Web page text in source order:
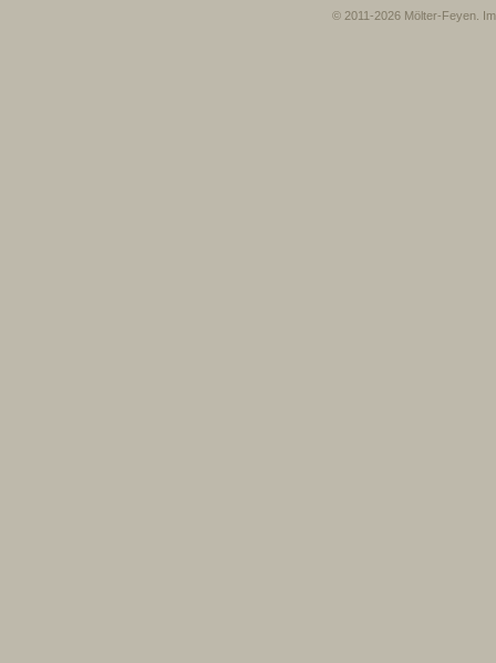
© 2011-2026 Mölter-Feyen.